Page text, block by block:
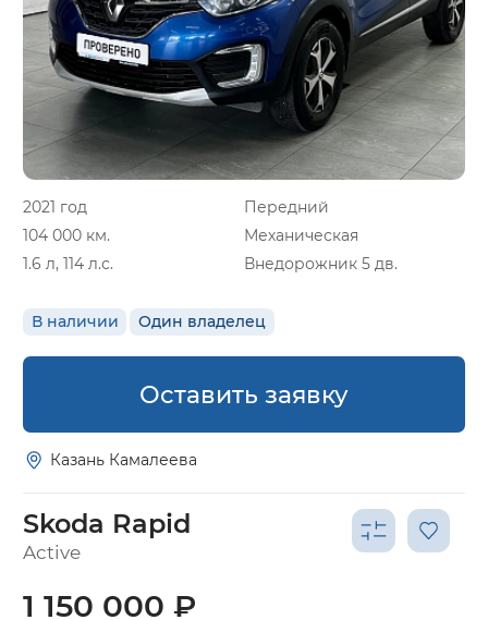
2021 год
Передний
104 000 км.
Механическая
1.6 л, 114 л.с.
Внедорожник 5 дв.
В наличии Один владелец
Оставить заявку
Казань Камалеева
Skoda Rapid
Active
1 150 000 ₽